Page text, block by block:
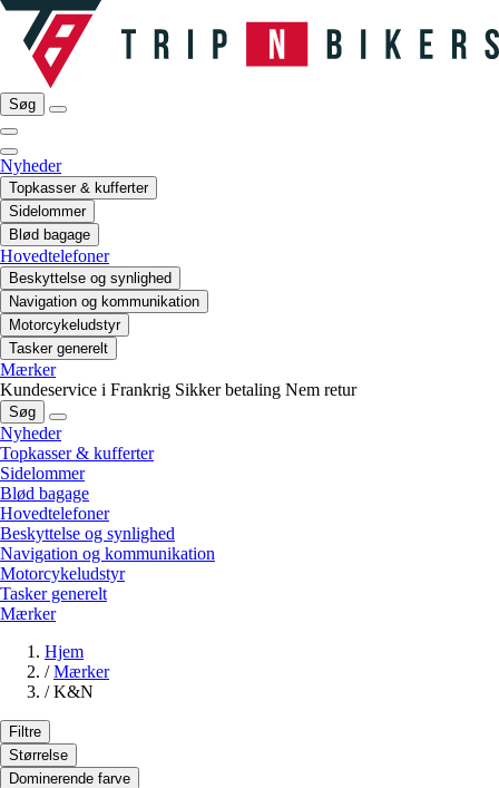
Søg
Nyheder
Topkasser & kufferter
Sidelommer
Blød bagage
Hovedtelefoner
Beskyttelse og synlighed
Navigation og kommunikation
Motorcykeludstyr
Tasker generelt
Mærker
Kundeservice i Frankrig Sikker betaling Nem retur
Søg
Nyheder
Topkasser & kufferter
Sidelommer
Blød bagage
Hovedtelefoner
Beskyttelse og synlighed
Navigation og kommunikation
Motorcykeludstyr
Tasker generelt
Mærker
Hjem
/ Mærker
/ K&N
Filtre
Størrelse
Dominerende farve